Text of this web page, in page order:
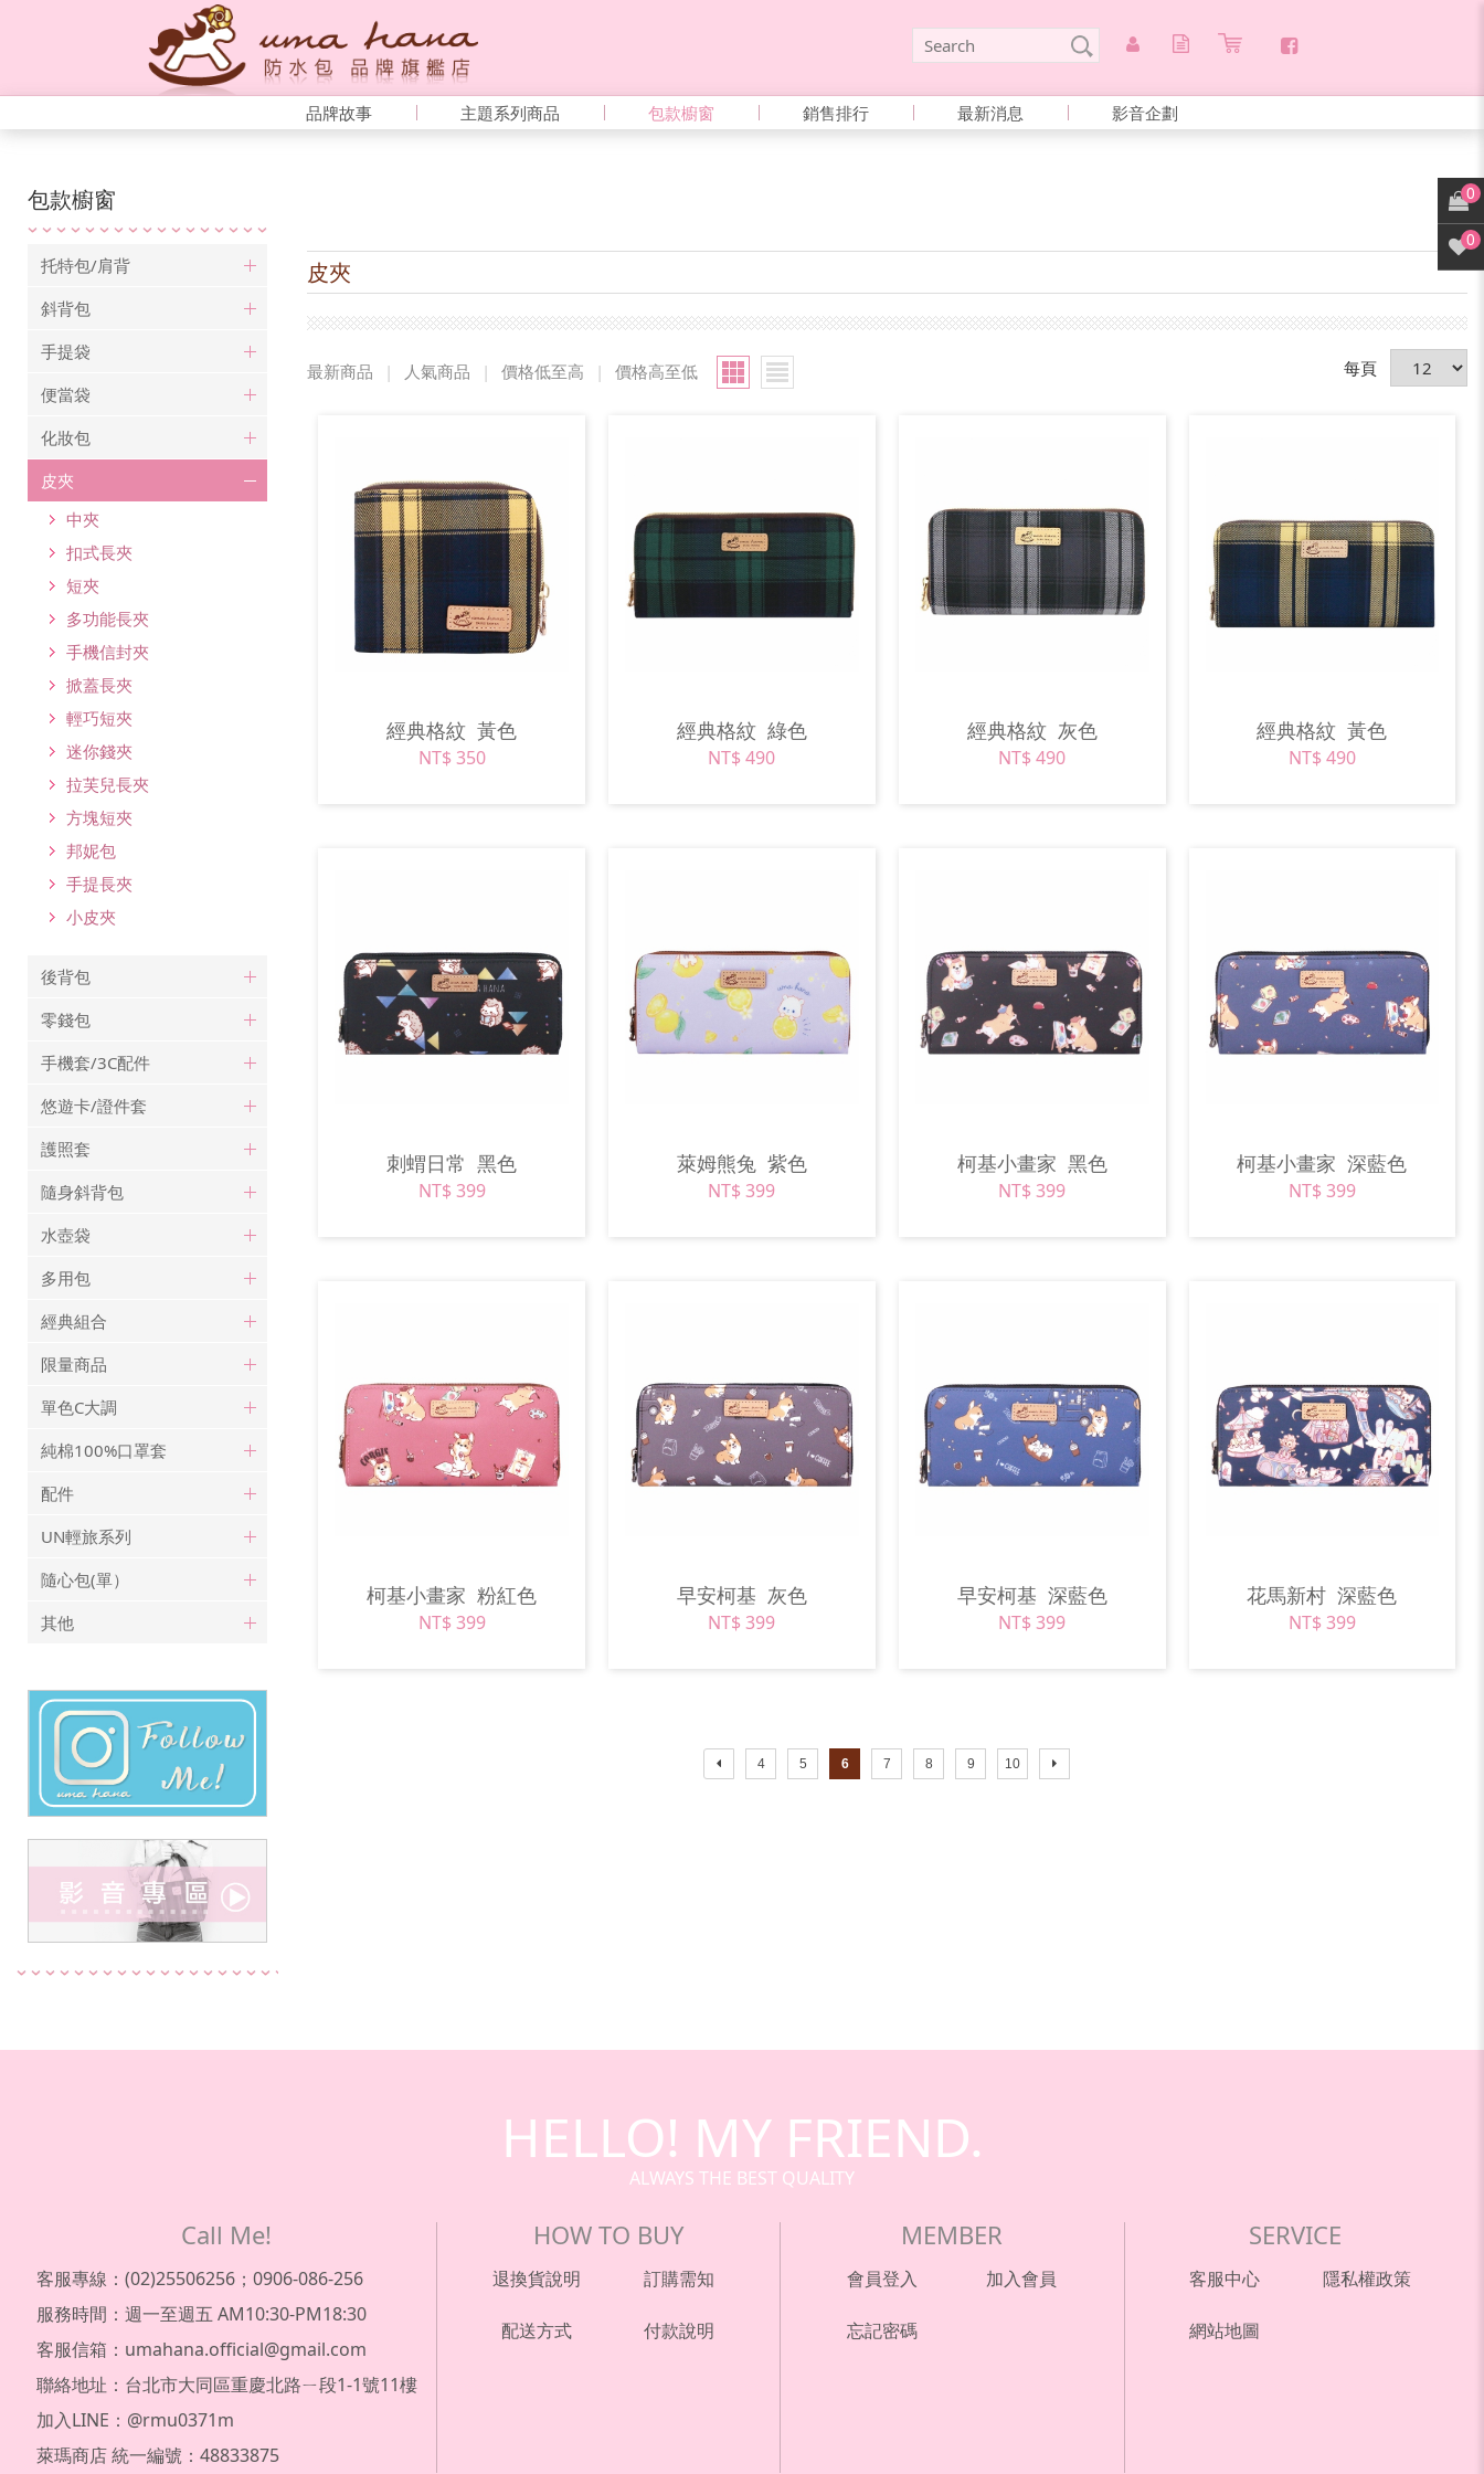
品牌故事 主題系列商品 包款櫥窗 銷售排行 最新消息 影音企劃
包款櫥窗
托特包/肩背
斜背包
手提袋
便當袋
化妝包
皮夾
中夾
扣式長夾
短夾
多功能長夾
手機信封夾
掀蓋長夾
輕巧短夾
迷你錢夾
拉芙兒長夾
方塊短夾
邦妮包
手提長夾
小皮夾
後背包
零錢包
手機套/3C配件
悠遊卡/證件套
護照套
隨身斜背包
水壺袋
多用包
經典組合
限量商品
單色C大調
純棉100%口罩套
配件
UN輕旅系列
隨心包(單）
其他
皮夾
最新商品 | 人氣商品 | 價格低至高 | 價格高至低 每頁
經典格紋黃色
NT$ 350
經典格紋 綠色
NT$ 490
經典格紋 灰色
NT$ 490
經典格紋黃色
NT$ 490
刺蝟日常黑色
NT$ 399
萊姆熊兔 紫色
NT$ 399
柯基小畫家 黑色
NT$ 399
柯基小畫家深藍色
NT$ 399
柯基小畫家粉紅色
NT$ 399
早安柯基 灰色
NT$ 399
早安柯基 深藍色
NT$ 399
花馬新村深藍色
NT$ 399
4 5 6 7 8 9 10
HELLO! MY FRIEND.
ALWAYS THE BEST QUALITY
Call Me!
客服專線：(02)25506256；0906-086-256
服務時間：週一至週五 AM10:30-PM18:30
客服信箱：umahana.official@gmail.com
聯絡地址：台北市大同區重慶北路ㄧ段1-1號11樓
加入LINE：@rmu0371m
萊瑪商店 統一編號：48833875
HOW TO BUY
退換貨說明 訂購需知
配送方式 付款說明
MEMBER
會員登入 加入會員
忘記密碼
SERVICE
客服中心 隱私權政策
網站地圖
0
0